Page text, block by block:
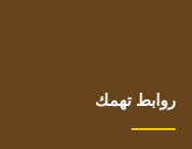
روابط تهمك